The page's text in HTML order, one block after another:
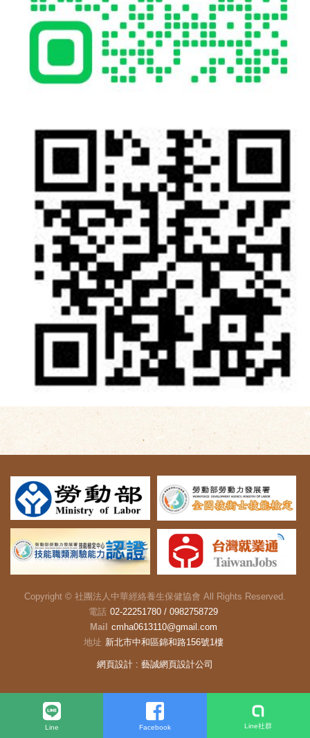
Line Facebook Line社群
Copyright © 社團法人中華經絡養生保健協會 All Rights Reserved.
電話 02-22251780 / 0982758729
Mail
cmha0613110@gmail.com
地址 新北市中和區錦和路156號1樓
網頁設計 : 藝誠網頁設計公司